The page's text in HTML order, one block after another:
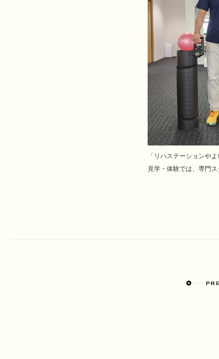
「リハステーションや
見学・体験では、専門